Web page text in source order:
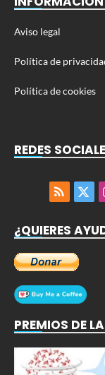
Aviso legal
Política de
Política de cookies
REDES
RSS
X
¿QUIERES
PREMIOS DE